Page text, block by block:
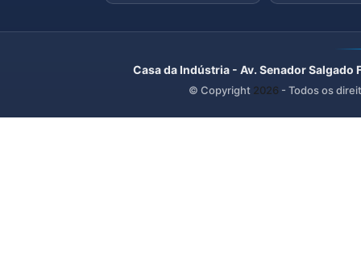
Casa da Indústria - Av. Senador
© Copyright 2026 - Todos os